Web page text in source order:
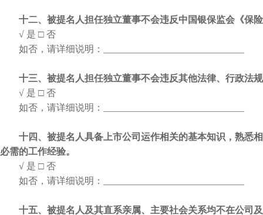
十二、被提名人担任独立董事不会违反中国银保监会《保
√ 是 □ 否
如否，请详细说明：
十三、被提名人担任独立董事不会违反其他法律、行政法
√ 是 □ 否
如否，请详细说明：
十四、被提名人具备上市公司运作相关的基本知识，熟悉
必需的工作经验。
√ 是 □ 否
如否，请详细说明：
十五、被提名人及其直系亲属、主要社会关系均不在公司